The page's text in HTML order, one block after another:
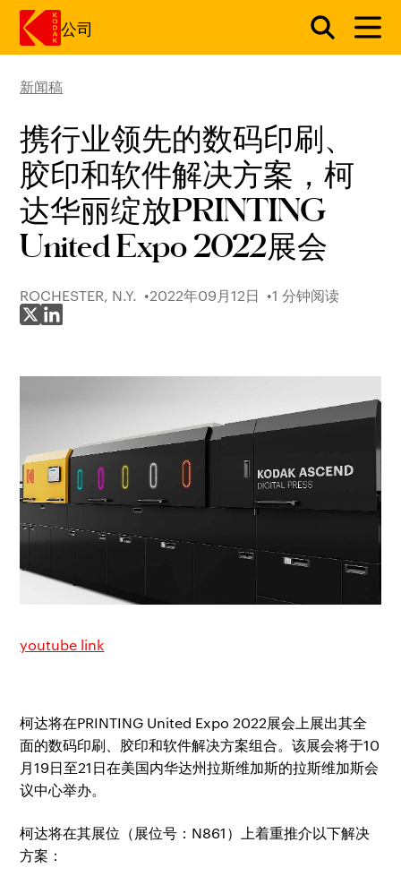
公司
新闻稿
携行业领先的数码印刷、
胶印和软件解决方案，柯
达华丽绽放PRINTING
United Expo 2022展会
ROCHESTER, N.Y. 2022年09月12日
1 分钟阅读
分享至 X
分享至 LinkedIn
youtube link
柯达将在PRINTING United Expo 2022展会上展出其全
面的数码印刷、胶印和软件解决方案组合。该展会将于10
月19日至21日在美国内华达州拉斯维加斯的拉斯维加斯会
议中心举办。
柯达将在其展位（展位号：N861）上着重推介以下解决
方案：